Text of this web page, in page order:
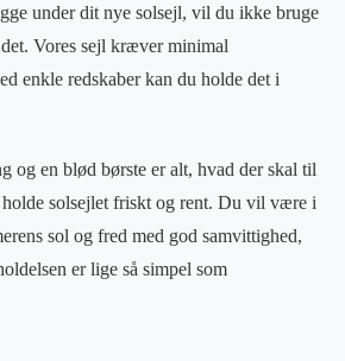
under dit nye solsejl, vil du ikke bruge
Vores sejl kræver minimal
enkle redskaber kan du holde det i
og en blød børste er alt, hvad der skal til
solsejlet friskt og rent. Du vil være i
sol og fred med god samvittighed,
er lige så simpel som